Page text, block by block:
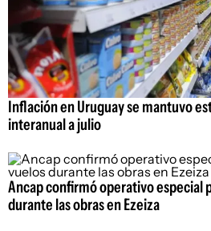
Inflación en Uruguay se mantuvo
interanual a julio
Ancap confirmó operativo especial
durante las obras en Ezeiza